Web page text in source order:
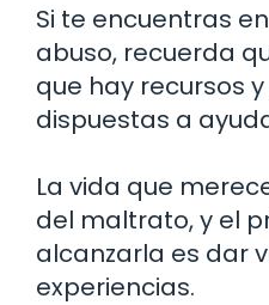
Si te encuentras
abuso, recuerda
que hay recursos
dispuestas a
La vida que
del maltrato, y el
alcanzarla es dar
experiencias.